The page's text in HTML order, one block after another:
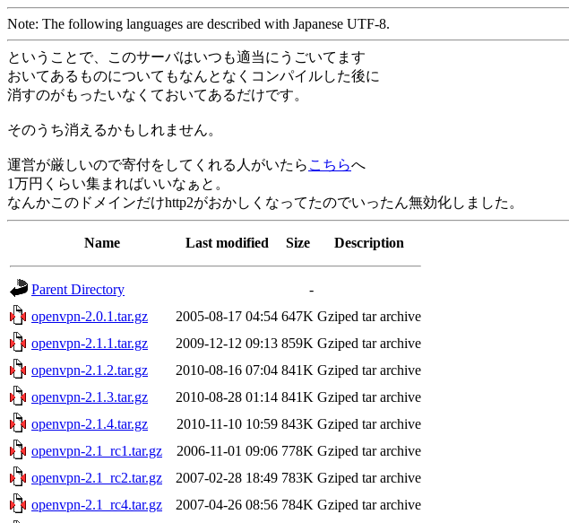
Note: The following languages are described with Japanese UTF-8.
ということで、このサーバはいつも適当にうごいてます
おいてあるものについてもなんとなくコンパイルした後に
消すのがもったいなくておいてあるだけです。
そのうち消えるかもしれません。
運営が厳しいので寄付をしてくれる人がいたら こちらへ
1万円くらい集まればいいなぁと。
なんかこのドメインだけhttp2がおかしくなってたのでいったん無効化しました。
Name Last modified Size Description
Parent Directory
-
openvpn-2.0.1.tar.gz
2005-08-17 04:54 647K Gziped tar archive
openvpn-2.1.1.tar.gz
2009-12-12 09:13 859K Gziped tar archive
openvpn-2.1.2.tar.gz
2010-08-16 07:04 841K Gziped tar archive
openvpn-2.1.3.tar.gz
2010-08-28 01:14 841K Gziped tar archive
openvpn-2.1.4.tar.gz
2010-11-10 10:59 843K Gziped tar archive
openvpn-2.1_rc1.tar.gz
2006-11-01 09:06 778K Gziped tar archive
openvpn-2.1_rc2.tar.gz
2007-02-28 18:49 783K Gziped tar archive
openvpn-2.1_rc4.tar.gz
2007-04-26 08:56 784K Gziped tar archive